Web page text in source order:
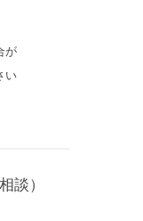
が
い
談）